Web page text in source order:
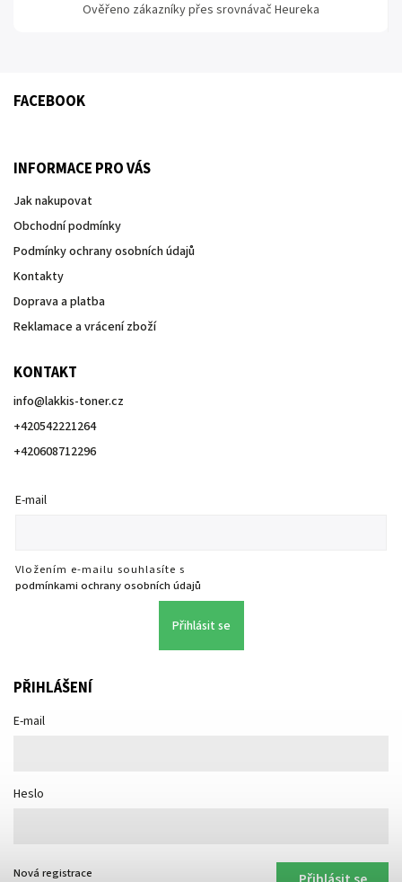
Ověřeno zákazníky přes srovnávač Heureka
FACEBOOK
INFORMACE PRO VÁS
Jak nakupovat
Obchodní podmínky
Podmínky ochrany osobních údajů
Kontakty
Doprava a platba
Reklamace a vrácení zboží
KONTAKT
info@lakkis-toner.cz
+420542221264
+420608712296
E-mail
Vložením e-mailu souhlasíte s
podmínkami ochrany osobních údajů
Přihlásit se
PŘIHLÁŠENÍ
E-mail
Heslo
Nová registrace